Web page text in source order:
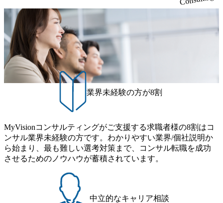
業界未経験の方が8割
MyVisionコンサルティングがご支援する求職者様の8割はコ
ンサル業界未経験の方です。わかりやすい業界/個社説明か
ら始まり、最も難しい選考対策まで、コンサル転職を成功
させるためのノウハウが蓄積されています。
中立的なキャリア相談